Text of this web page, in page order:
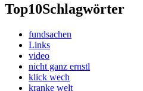
Top10Schlagwörter
fundsachen
Links
video
nicht ganz ernstl
klick wech
kranke welt